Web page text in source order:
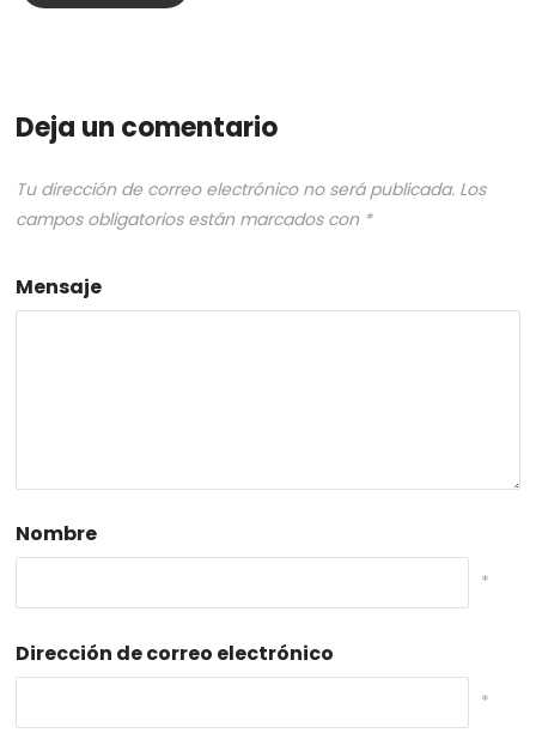
Deja un comentario
Tu dirección de correo electrónico no será publicada. Los
campos obligatorios están marcados con *
Mensaje
Nombre
*
Dirección de correo electrónico
*